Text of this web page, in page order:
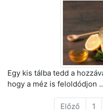
Egy kis tálba tedd a
hogy a méz is feloldódjon
Előző 1